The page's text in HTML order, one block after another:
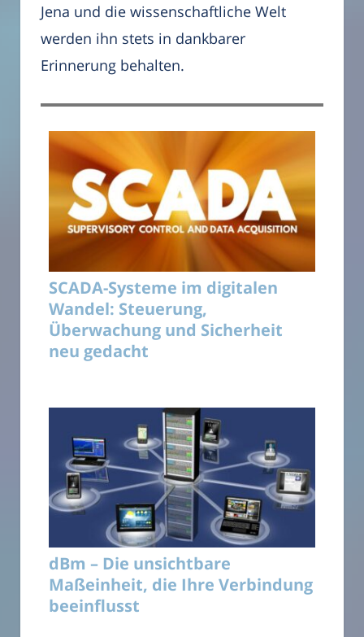
Jena und die wissenschaftliche Welt
werden ihn stets in dankbarer
Erinnerung behalten.
SCADA-Systeme im digitalen
Wandel: Steuerung,
Überwachung und Sicherheit
neu gedacht
dBm – Die unsichtbare
Maßeinheit, die Ihre Verbindung
beeinflusst